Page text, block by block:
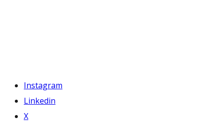
Instagram
Linkedin
X